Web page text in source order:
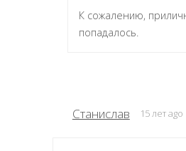
К сожалению,
попадалось.
Станислав 15 лет ago